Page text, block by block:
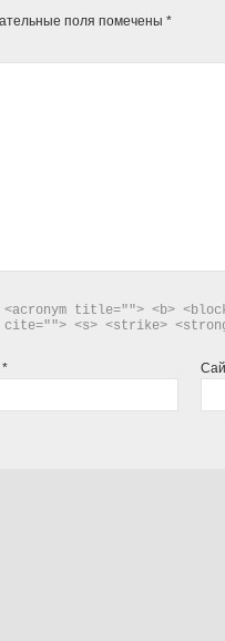
поля помечены *
title=""> <b>
cite=""> <s> <strike>
*